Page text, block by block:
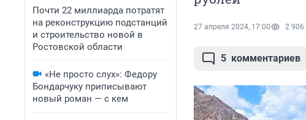
Почти 22 миллиарда потратят
на реконструкцию подстанций
и строительство новой в
Ростовской области
«Не просто слух»: Федору
Бондарчуку приписывают
новый роман — с кем
27 апреля 2024, 17:00 2 906
5 комментариев